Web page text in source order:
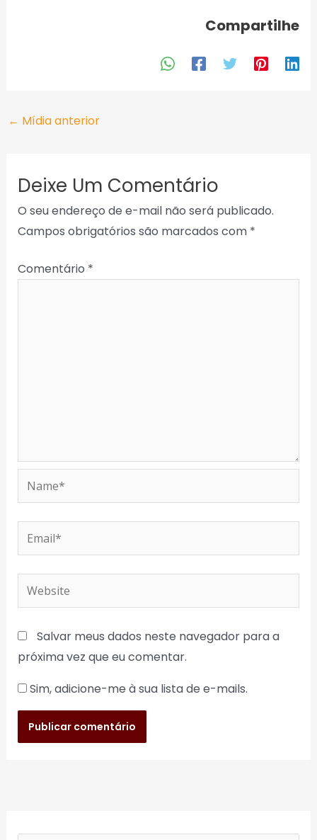
Compartilhe
← Mídia anterior
Deixe Um Comentário
O seu endereço de e-mail não será publicado.
Campos obrigatórios são marcados com *
Comentário *
Name*
Email*
Website
Salvar meus dados neste navegador para a
próxima vez que eu comentar.
Sim, adicione-me à sua lista de e-mails.